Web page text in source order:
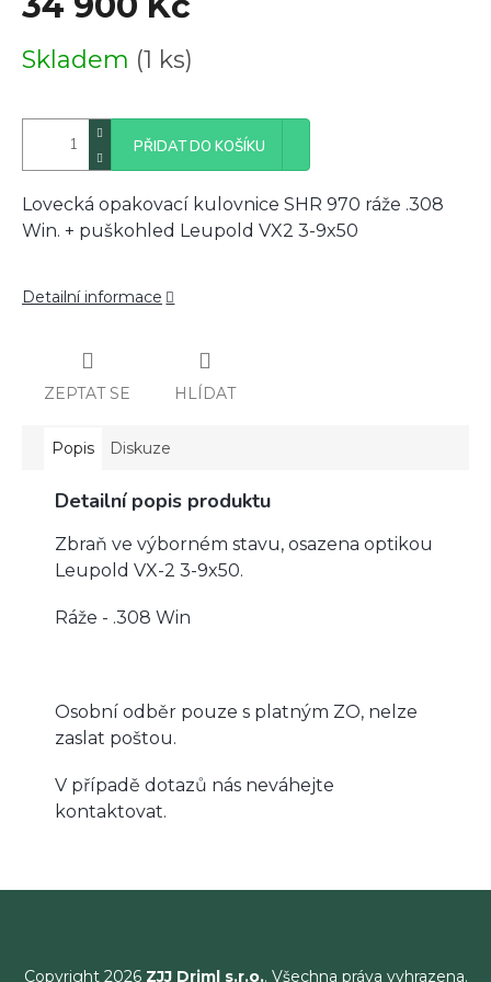
cena:
Skladem (1 ks)
PŘIDAT DO KOŠÍKU
Lovecká opakovací kulovnice SHR 970 ráže .308
Win. + puškohled Leupold VX2 3-9x50
Detailní informace
ZEPTAT SE HLÍDAT
Popis Diskuze
Detailní popis produktu
Zbraň ve výborném stavu, osazena optikou
Leupold VX-2 3-9x50.
Ráže - .308 Win
Osobní odběr pouze s platným ZO, nelze
zaslat poštou.
V případě dotazů nás neváhejte
kontaktovat.
Copyright 2026 ZJJ Driml s.r.o.. Všechna práva vyhrazena.